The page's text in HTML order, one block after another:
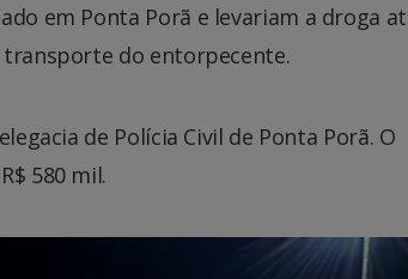
em Ponta Porã e levariam a droga
transporte do entorpecente.
de Polícia Civil de Ponta Porã. O
580 mil.